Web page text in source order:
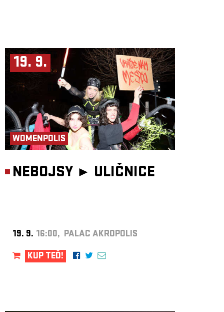
19. 9.
WOMENPOLIS
NEBOJSY ► ULIČNICE
19. 9. 16:00, PALÁC AKROPOLIS
KUP TEĎ!